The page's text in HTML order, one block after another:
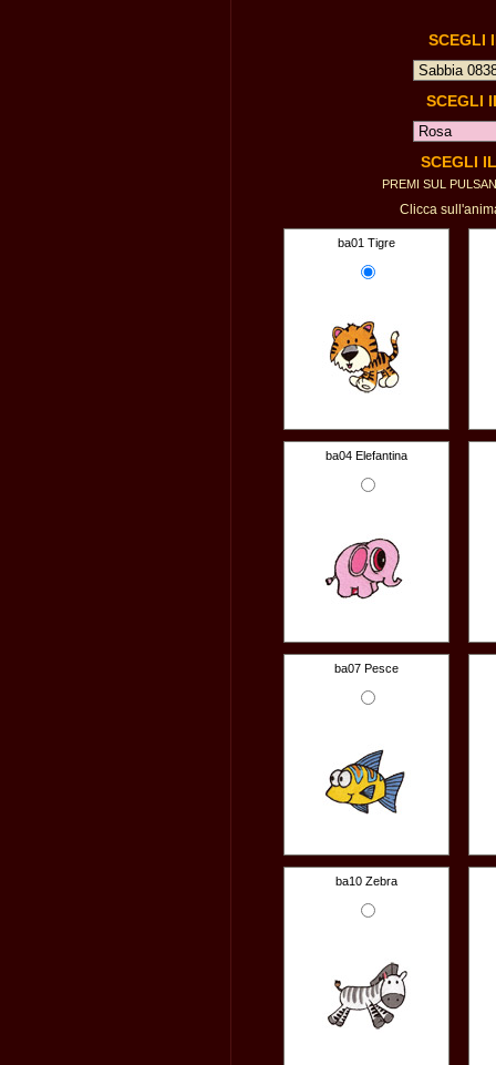
SCEGLI
SCEGLI
SCEGLI
PREMI SUL
Clicca
ba01 Tigre
ba04 Elefantina
ba07 Pesce
ba10 Zebra